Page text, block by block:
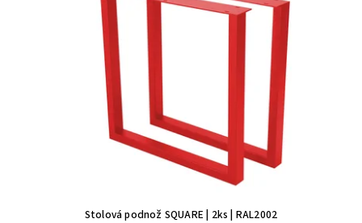
Stolová podnož SQUARE | 2ks | RAL2002